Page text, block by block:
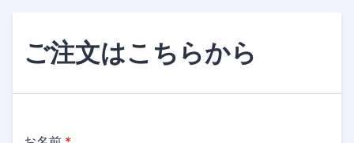
ご注文はこちらから